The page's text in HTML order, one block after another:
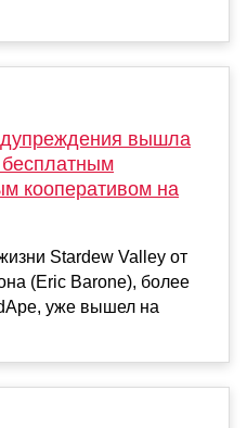
вышла
кооперативом на
Stardew Valley от
(Eric Barone), более
уже вышел на